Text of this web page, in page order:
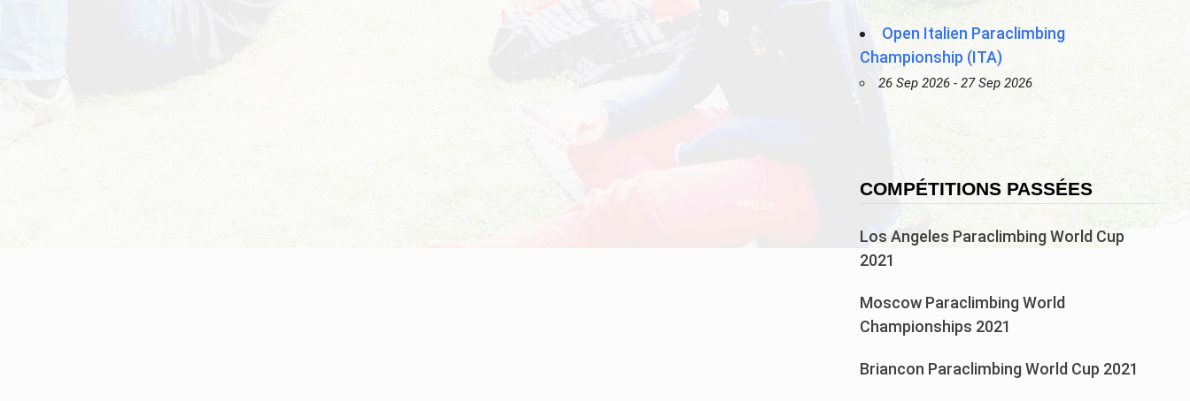
Open Italien Paraclimbing
Championship (ITA)
26 Sep 2026 - 27 Sep 2026
COMPÉTITIONS PASSÉES
Los Angeles Paraclimbing World Cup
2021
Moscow Paraclimbing World
Championships 2021
Briancon Paraclimbing World Cup 2021